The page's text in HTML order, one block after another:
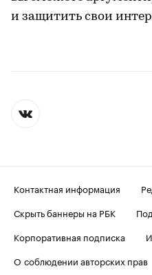
и защитить свои
Контактная информация
Скрыть баннеры на РБК
Корпоративная подписка
О соблюдении авторских прав